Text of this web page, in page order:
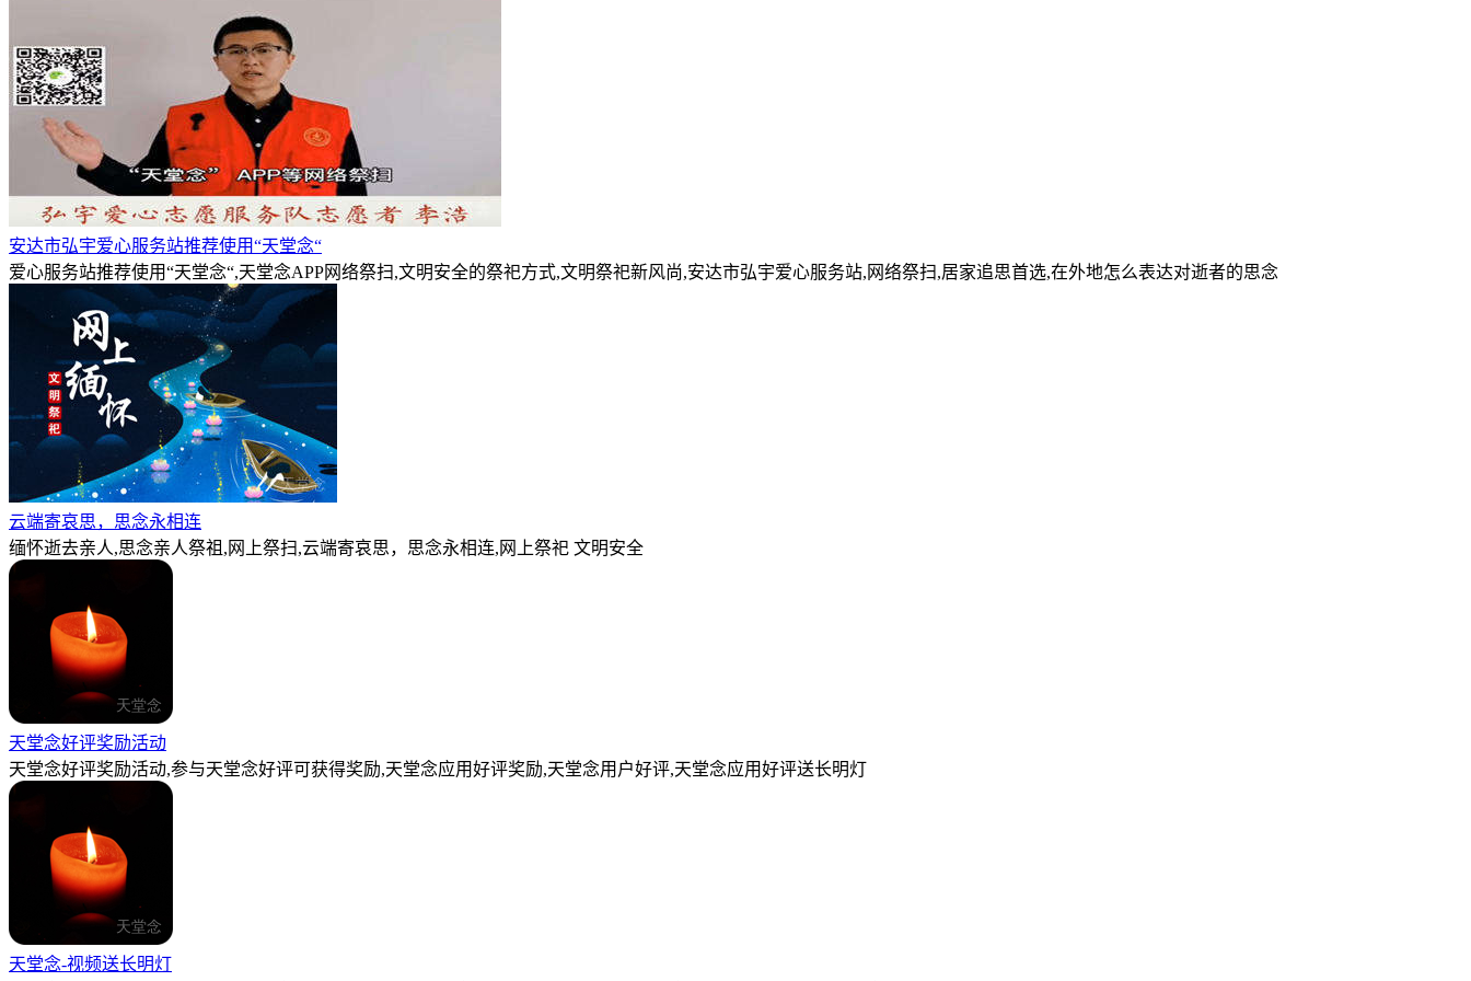
安达市弘宇爱心服务站推荐使用“天堂念“
爱心服务站推荐使用“天堂念“,天堂念APP网络祭扫,文明安全的祭祀方式,文明祭祀新风尚,安达市弘宇爱心服务站,网络祭扫,居家追思首选,在外地怎么表达对逝者的思念
云端寄哀思，思念永相连
缅怀逝去亲人,思念亲人祭祖,网上祭扫,云端寄哀思，思念永相连,网上祭祀 文明安全
天堂念好评奖励活动
天堂念好评奖励活动,参与天堂念好评可获得奖励,天堂念应用好评奖励,天堂念用户好评,天堂念应用好评送长明灯
天堂念-视频送长明灯